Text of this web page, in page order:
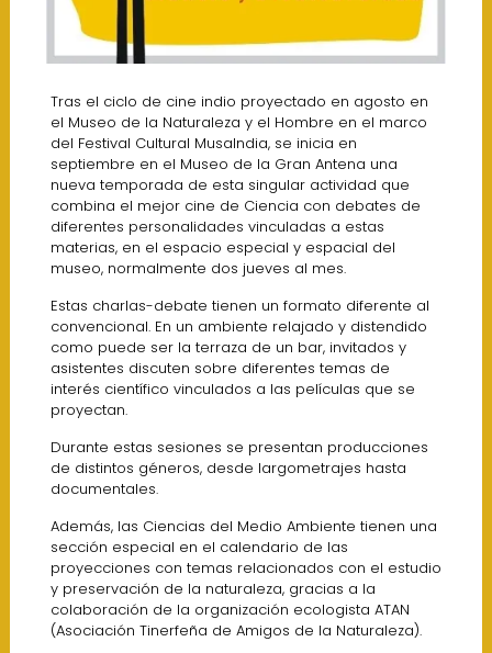
Tras el ciclo de cine indio proyectado en agosto en
el Museo de la Naturaleza y el Hombre en el marco
del Festival Cultural MusaIndia, se inicia en
septiembre en el Museo de la Gran Antena una
nueva temporada de esta singular actividad que
combina el mejor cine de Ciencia con debates de
diferentes personalidades vinculadas a estas
materias, en el espacio especial y espacial del
museo, normalmente dos jueves al mes.
Estas charlas-debate tienen un formato diferente al
convencional. En un ambiente relajado y distendido
como puede ser la terraza de un bar, invitados y
asistentes discuten sobre diferentes temas de
interés científico vinculados a las películas que se
proyectan.
Durante estas sesiones se presentan producciones
de distintos géneros, desde largometrajes hasta
documentales.
Además, las Ciencias del Medio Ambiente tienen una
sección especial en el calendario de las
proyecciones con temas relacionados con el estudio
y preservación de la naturaleza, gracias a la
colaboración de la organización ecologista ATAN
(Asociación Tinerfeña de Amigos de la Naturaleza).